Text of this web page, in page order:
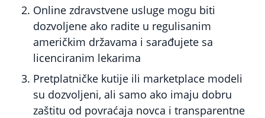
Online zdravstvene usluge mogu biti
dozvoljene ako radite u regulisanim
američkim državama i sarađujete sa
licenciranim lekarima
Pretplatničke kutije ili marketplace modeli
su dozvoljeni, ali samo ako imaju dobru
zaštitu od povraćaja novca i transparentne